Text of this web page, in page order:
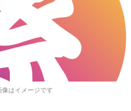
はイメージです